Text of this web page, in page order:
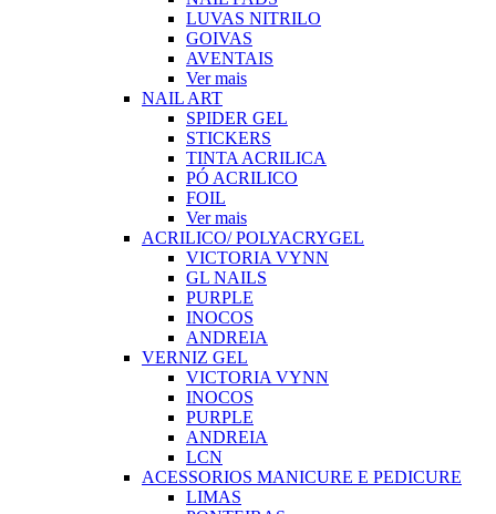
LUVAS NITRILO
GOIVAS
AVENTAIS
Ver mais
NAIL ART
SPIDER GEL
STICKERS
TINTA ACRILICA
PÓ ACRILICO
FOIL
Ver mais
ACRILICO/ POLYACRYGEL
VICTORIA VYNN
GL NAILS
PURPLE
INOCOS
ANDREIA
VERNIZ GEL
VICTORIA VYNN
INOCOS
PURPLE
ANDREIA
LCN
ACESSORIOS MANICURE E PEDICURE
LIMAS